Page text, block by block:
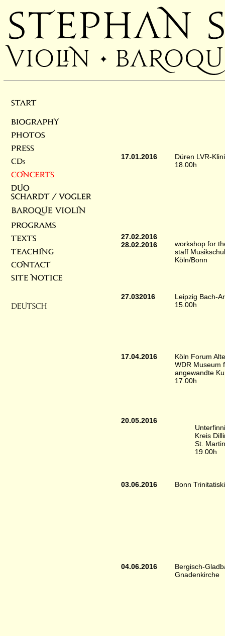
17.01.2016
Düren LVR-
18.00h
27.02.2016
28.02.2016
workshop for
staff
Köln/Bonn
27.032016
Leipzig Bach-
15.00h
17.04.2016
Köln Forum
WDR Museum
angewandte
17.00h
20.05.2016
Kreis
St. Martin
19.00h
03.06.2016 Bonn
04.06.2016
Bergisch-
Gnadenkirche